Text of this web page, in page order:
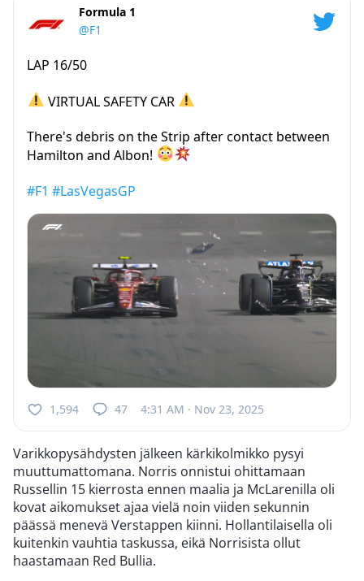
Formula 1
@F1
LAP 16/50
VIRTUAL SAFETY CAR
There's debris on the Strip after contact between
Hamilton and Albon!
#F1 #LasVegasGP
1,594 47 4:31 AM · Nov 23, 2025
Varikkopysähdysten jälkeen kärkikolmikko pysyi
muuttumattomana. Norris onnistui ohittamaan
Russellin 15 kierrosta ennen maalia ja McLarenilla oli
kovat aikomukset ajaa vielä noin viiden sekunnin
päässä menevä Verstappen kiinni. Hollantilaisella oli
kuitenkin vauhtia taskussa, eikä Norrisista ollut
haastamaan Red Bullia.